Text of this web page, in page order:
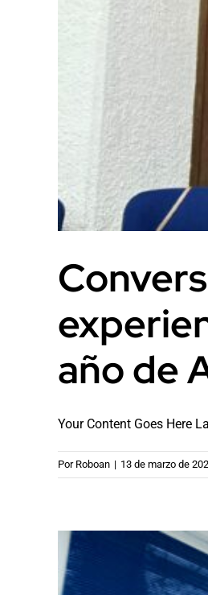
año de
Your Content Goes Here
Por Roboan | 13 de marzo de